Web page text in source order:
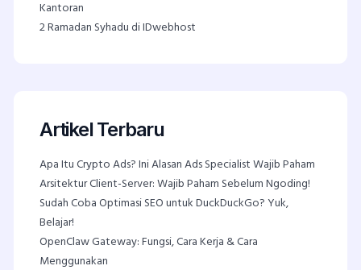
Kantoran
2Ramadan Syhadu di IDwebhost
Artikel Terbaru
Apa Itu Crypto Ads? Ini Alasan Ads Specialist Wajib Paham
Arsitektur Client-Server: Wajib Paham Sebelum Ngoding!
Sudah Coba Optimasi SEO untuk DuckDuckGo? Yuk,
Belajar!
OpenClaw Gateway: Fungsi, Cara Kerja & Cara
Menggunakan